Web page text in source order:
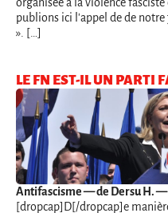
publions ici l'appel de de
». […]
LE FN EST-IL UN PARTI
Antifascisme— de Dersu H. —
[dropcap]D[/dropcap]e